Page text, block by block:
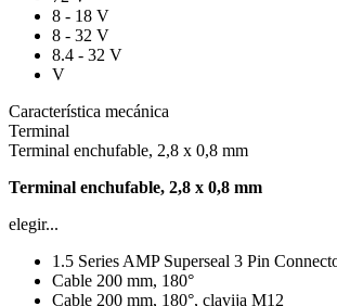
8 - 18 V
8 - 32 V
8.4 - 32 V
V
Característica mecánica
Terminal
Terminal enchufable, 2,8 x 0,8 mm
Terminal enchufable, 2,8 x 0,8 mm
elegir...
1.5 Series AMP Superseal 3 Pin
Cable 200 mm, 180°
Cable 200 mm, 180°, clavija M12